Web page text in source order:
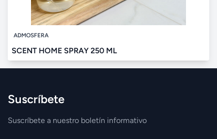
ADMOSFERA
SCENT HOME SPRAY 250 ML
Suscríbete
Suscríbete a nuestro boletín informativo